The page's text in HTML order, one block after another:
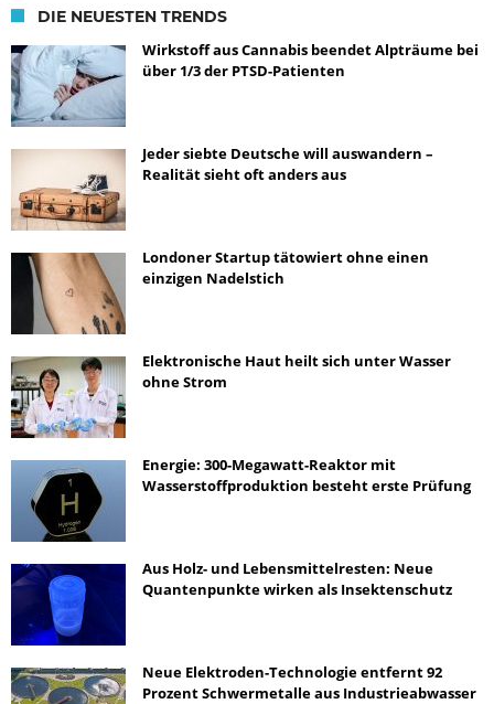
DIE NEUESTEN TRENDS
Wirkstoff aus Cannabis beendet Alpträume bei
über 1/3 der PTSD-Patienten
Jeder siebte Deutsche will auswandern –
Realität sieht oft anders aus
Londoner Startup tätowiert ohne einen
einzigen Nadelstich
Elektronische Haut heilt sich unter Wasser
ohne Strom
Energie: 300-Megawatt-Reaktor mit
Wasserstoffproduktion besteht erste Prüfung
Aus Holz- und Lebensmittelresten: Neue
Quantenpunkte wirken als Insektenschutz
Neue Elektroden-Technologie entfernt 92
Prozent Schwermetalle aus Industrieabwasser